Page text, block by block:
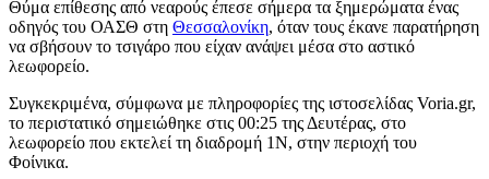
Θύμα επίθεσης από νεαρούς έπεσε σήμερα τα ξημερώματα ένας
οδηγός του ΟΑΣΘ στη Θεσσαλονίκη, όταν τους έκανε παρατήρηση
να σβήσουν το τσιγάρο που είχαν ανάψει μέσα στο αστικό
λεωφορείο.
Συγκεκριμένα, σύμφωνα με πληροφορίες της ιστοσελίδας Voria.gr,
το περιστατικό σημειώθηκε στις 00:25 της Δευτέρας, στο
λεωφορείο που εκτελεί τη διαδρομή 1Ν, στην περιοχή του
Φοίνικα.